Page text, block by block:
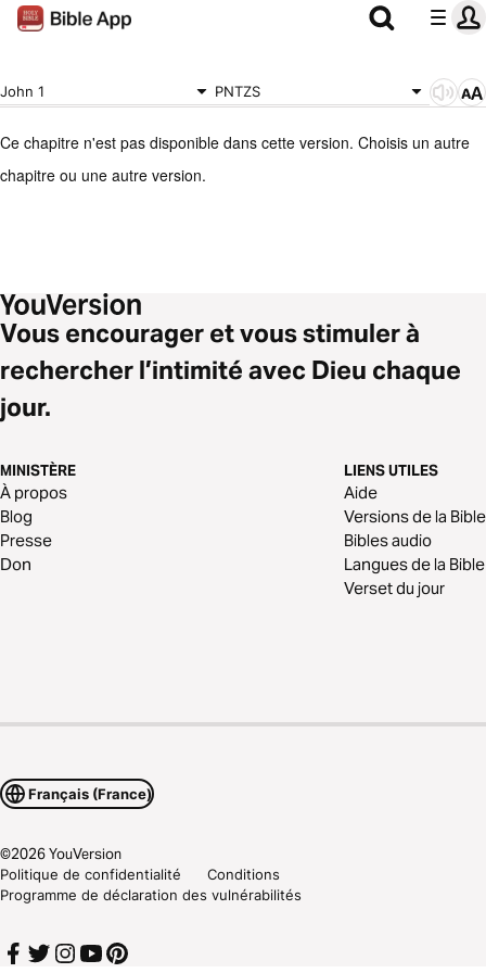
John 1 PNTZS
Ce chapitre n'est pas disponible dans cette version. Choisis un autre
chapitre ou une autre version.
Vous encourager et vous stimuler à
rechercher l’intimité avec Dieu chaque
jour.
MINISTÈRE
À propos
Blog
Presse
Don
LIENS UTILES
Aide
Versions de la Bible
Bibles audio
Langues de la Bible
Verset du jour
Français (France)
©2026YouVersion
Politique de confidentialité
Conditions
Programme de déclaration des vulnérabilités